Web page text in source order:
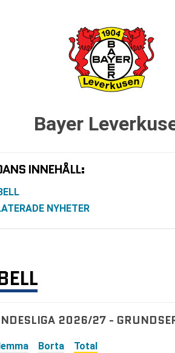
Bayer
INNEHÅLL:
NYHETER
2026/27 -
Borta Total